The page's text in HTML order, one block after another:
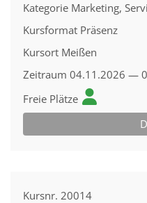
Kategorie Marketing,
Kursformat Präsenz
Kursort Meißen
Zeitraum 04.11.2026 —
Freie Plätze
Kursnr. 20014